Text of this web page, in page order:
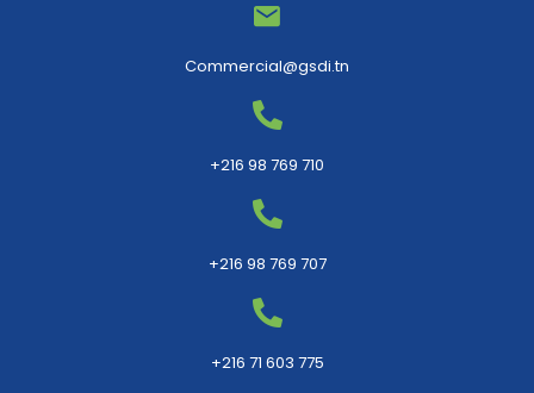
Commercial@gsdi.tn
+216 98 769 710
+216 98 769 707
+216 71 603 775